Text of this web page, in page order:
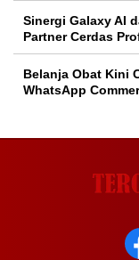
Sinergi Galaxy AI
Partner Cerdas
Belanja Obat Kini
WhatsApp